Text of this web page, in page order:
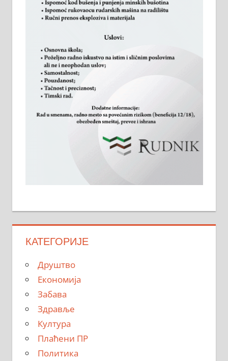
КАТЕГОРИЈЕ
Друштво
Економија
Забава
Здравље
Култура
Плаћени ПР
Политика